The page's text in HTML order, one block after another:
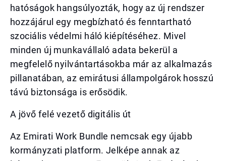
hatóságok hangsúlyozták, hogy az új rendszer
hozzájárul egy megbízható és fenntartható
szociális védelmi háló kiépítéséhez. Mivel
minden új munkavállaló adata bekerül a
megfelelő nyilvántartásokba már az alkalmazás
pillanatában, az emirátusi állampolgárok hosszú
távú biztonsága is erősödik.
A jövő felé vezető digitális út
Az Emirati Work Bundle nemcsak egy újabb
kormányzati platform. Jelképe annak az